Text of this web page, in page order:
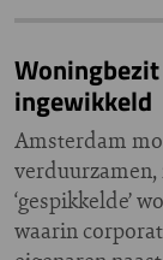
ingewikkeld
Amsterdam
‘gespikkelde’
waarin